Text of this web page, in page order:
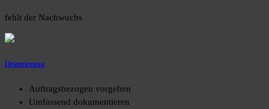
fehlt der Nachwuchs
Orientierung
Auftragsbezogen vorgehen
Umfassend dokumentieren